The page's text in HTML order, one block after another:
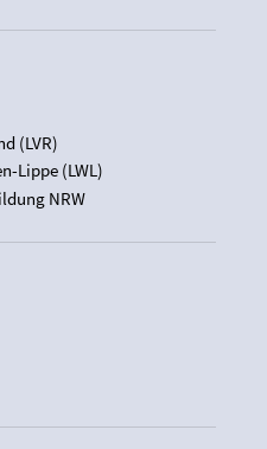
(LVR)
Lippe (LWL)
NRW